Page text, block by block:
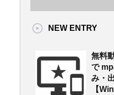
NEW ENTRY
無料
で
み・
【